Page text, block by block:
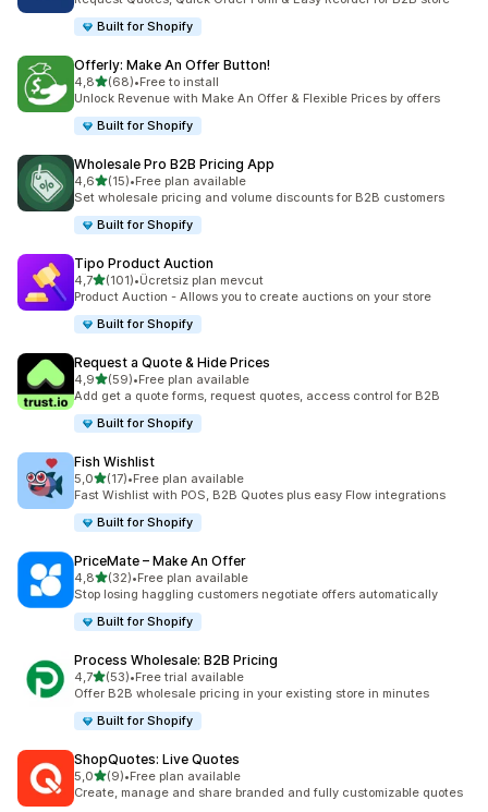
Built for Shopify
Offerly: Make An Offer Button!
4,85 yıldız üzerinden
(68)
toplam 68 değerlendirme
•Free to install
Unlock Revenue with Make An Offer & Flexible Prices by offers
Built for Shopify
Wholesale Pro B2B Pricing App
4,65 yıldız üzerinden
(15)
toplam 15 değerlendirme
•Free plan available
Set wholesale pricing and volume discounts for B2B customers
Built for Shopify
Tipo Product Auction
4,75 yıldız üzerinden
(101)
toplam 101 değerlendirme
•Ücretsiz plan mevcut
Product Auction - Allows you to create auctions on your store
Built for Shopify
Request a Quote & Hide Prices
4,95 yıldız üzerinden
(59)
toplam 59 değerlendirme
•Free plan available
Add get a quote forms, request quotes, access control for B2B
Built for Shopify
Fish Wishlist
5,05 yıldız üzerinden
(17)
toplam 17 değerlendirme
•Free plan available
Fast Wishlist with POS, B2B Quotes plus easy Flow integrations
Built for Shopify
PriceMate – Make An Offer
4,85 yıldız üzerinden
(32)
toplam 32 değerlendirme
•Free plan available
Stop losing haggling customers negotiate offers automatically
Built for Shopify
Process Wholesale: B2B Pricing
4,75 yıldız üzerinden
(53)
toplam 53 değerlendirme
•Free trial available
Offer B2B wholesale pricing in your existing store in minutes
Built for Shopify
ShopQuotes: Live Quotes
5,05 yıldız üzerinden
(9)
toplam 9 değerlendirme
•Free plan available
Create, manage and share branded and fully customizable quotes